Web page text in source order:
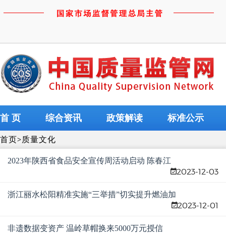
首 页 综合资讯 政策解读 标准公示
首页>质量文化
2023年陕西省食品安全宣传周活动启动 陈春江
2023-12-03
浙江丽水松阳精准实施“三举措”切实提升燃油加
2023-12-01
非遗数据变资产 温岭草帽换来5000万元授信